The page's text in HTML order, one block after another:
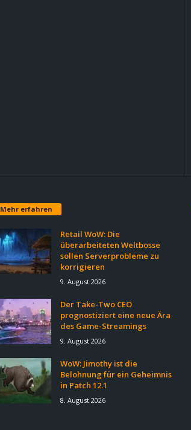
Mehr erfahren
Retail WoW: Die
überarbeiteten Weltbosse
sollen Serverprobleme zu
korrigieren
9. August 2026
Der Take-Two CEO
prognostiziert eine neue Ära
des Game-Streamings
9. August 2026
WoW: Jimothy ist die
Belohnung für ein Geheimnis
in Patch 12.1
8. August 2026